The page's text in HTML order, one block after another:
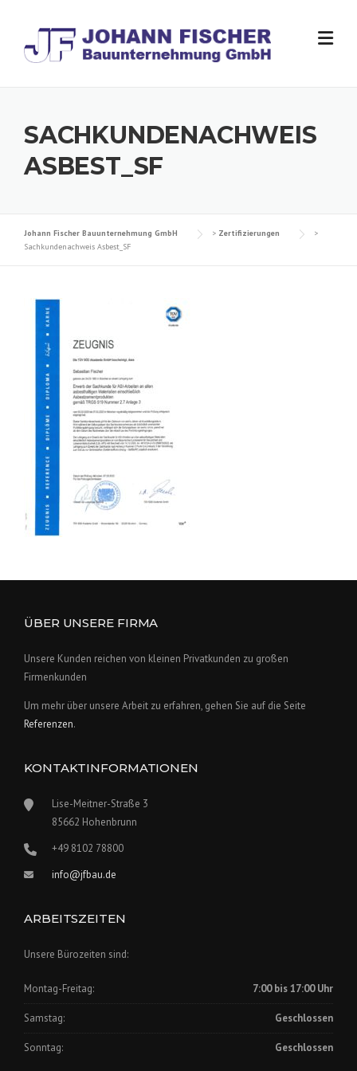
content
SACHKUNDENACHWEIS
ASBEST_SF
Johann Fischer Bauunternehmung GmbH > Zertifizierungen
>
Sachkundenachweis Asbest_SF
ÜBER UNSERE FIRMA
Unsere Kunden reichen von kleinen Privatkunden zu großen
Firmenkunden
Um mehr über unsere Arbeit zu erfahren, gehen Sie auf die Seite
Referenzen.
KONTAKTINFORMATIONEN
Lise-Meitner-Straße 3
85662 Hohenbrunn
+49 8102 78800
info@jfbau.de
ARBEITSZEITEN
Unsere Bürozeiten sind:
Montag-Freitag: 7:00 bis 17:00 Uhr
Samstag: Geschlossen
Sonntag: Geschlossen